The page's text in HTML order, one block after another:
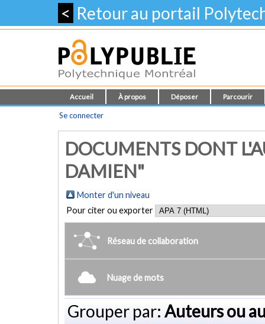
< Retour au portail
Accueil À propos Déposer Parcourir
Se connecter
DOCUMENTS DONT
DAMIEN"
Monter d'un niveau
Pour citer ou exporter
Réseau de collaboration
Nuage de mots
Grouper par: Auteurs ou